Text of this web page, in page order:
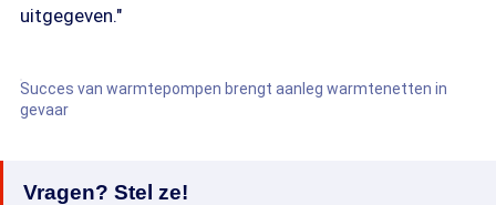
uitgegeven."
Succes van warmtepompen brengt aanleg warmtenetten in
gevaar
Vragen? Stel ze!